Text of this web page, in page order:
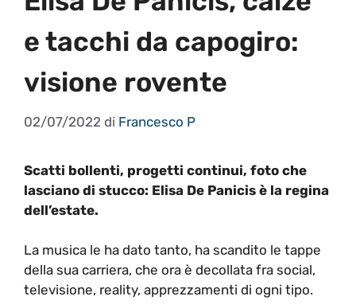
e tacchi da capogiro:
visione rovente
02/07/2022 di Francesco P
Scatti bollenti, progetti continui, foto che
lasciano di stucco: Elisa De Panicis è la regina
dell’estate.
La musica le ha dato tanto, ha scandito le tappe
della sua carriera, che ora è decollata fra social,
televisione, reality, apprezzamenti di ogni tipo.